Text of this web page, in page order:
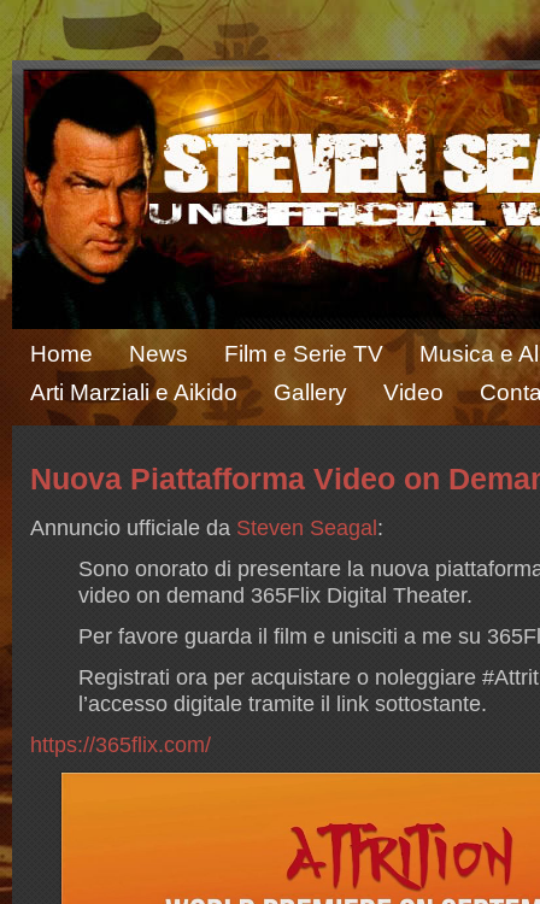
Home News Film e Serie TV
Musica e
Arti Marziali e Aikido
Gallery Video
Nuova Piattafforma Video on
Annuncio ufficiale da Steven Seagal:
Sono onorato di presentare la nuova
video on demand 365Flix Digital Theater.
Per favore guarda il film e unisciti a me su
Registrati ora per acquistare o noleggiare
l’accesso digitale tramite il link sottostante.
https://365flix.com/